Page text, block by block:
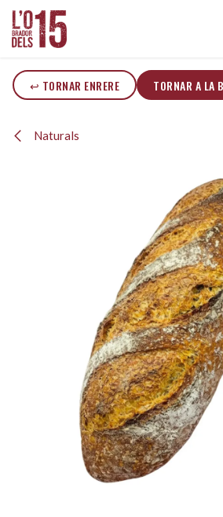
Skip to Content
↩ TORNAR ENRERE TORNAR A LA
Naturals